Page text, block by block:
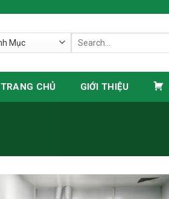
Search
TRANG CHỦ GIỚI THIỆU